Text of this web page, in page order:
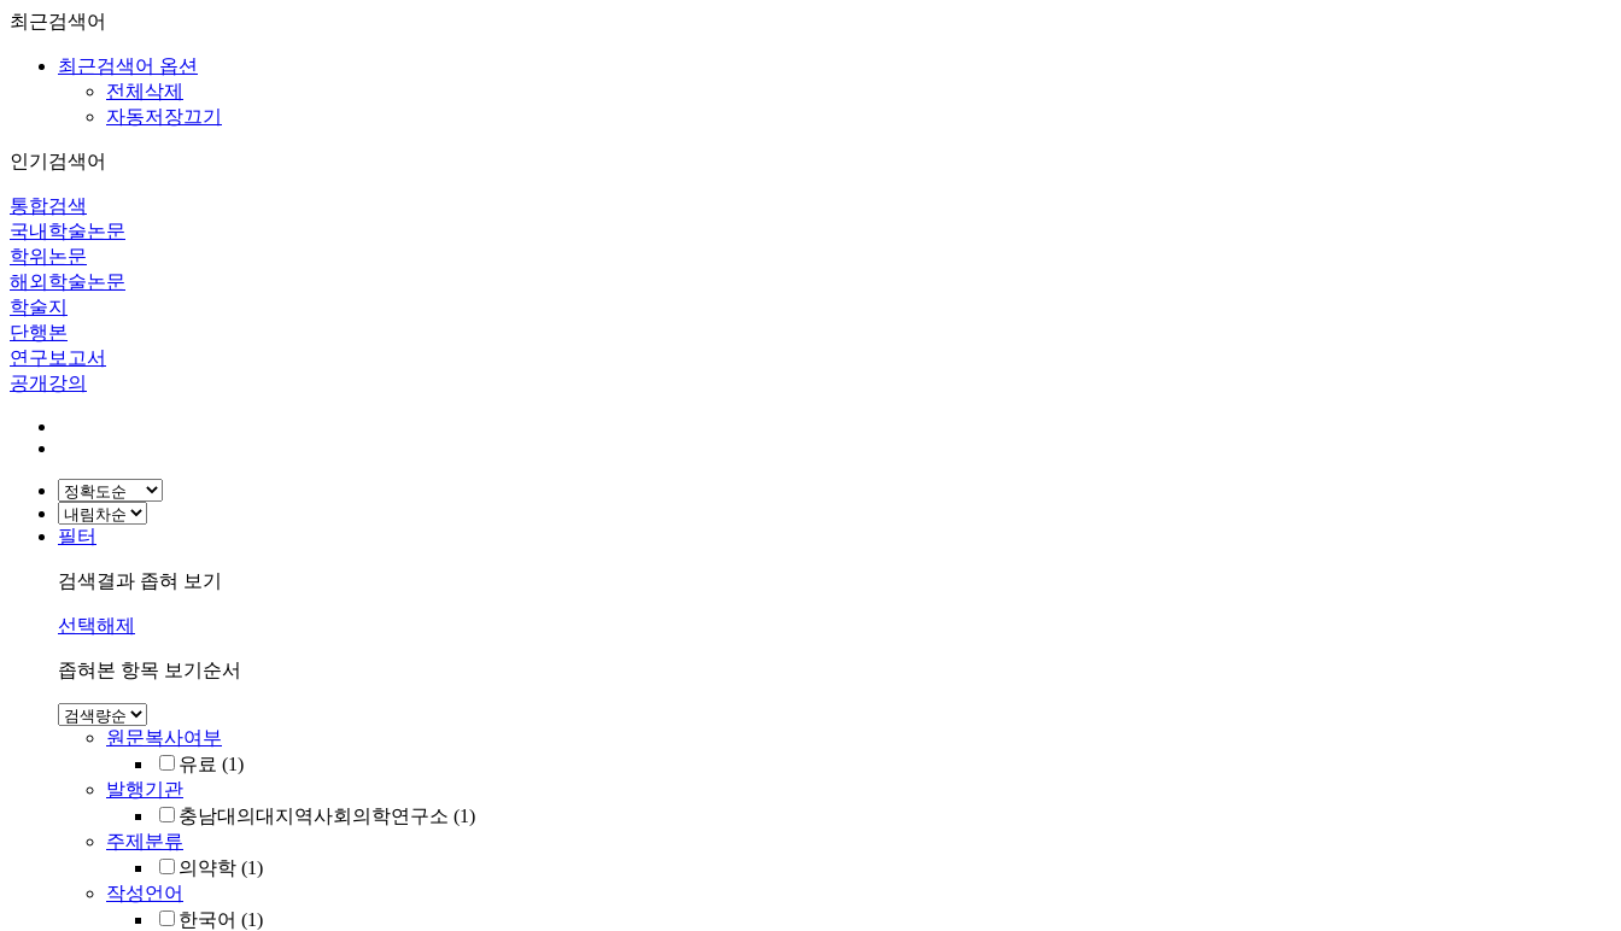
최근검색어
최근검색어 옵션
전체삭제
자동저장끄기
인기검색어
통합검색
국내학술논문
학위논문
해외학술논문
학술지
단행본
연구보고서
공개강의
필터
검색결과 좁혀 보기
선택해제
좁혀본 항목 보기순서
원문복사여부
유료 (1)
발행기관
충남대의대지역사회의학연구소 (1)
주제분류
의약학 (1)
작성언어
한국어 (1)